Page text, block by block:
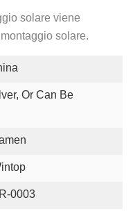
solare viene
solare.
Or Can Be
0003